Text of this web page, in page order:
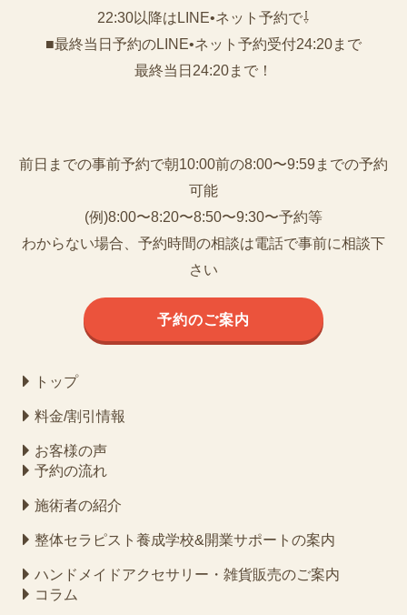
22:30以降はLINE•ネット予約で⇩
■最終当日予約のLINE•ネット予約受付24:20まで
最終当日24:20まで！
前日までの事前予約で朝10:00前の8:00〜9:59までの予約
可能
(例)8:00〜8:20〜8:50〜9:30〜予約等
わからない場合、予約時間の相談は電話で事前に相談下
さい
予約のご案内
トップ
料金/割引情報
お客様の声
予約の流れ
施術者の紹介
整体セラピスト養成学校&開業サポートの案内
ハンドメイドアクセサリー・雑貨販売のご案内
コラム